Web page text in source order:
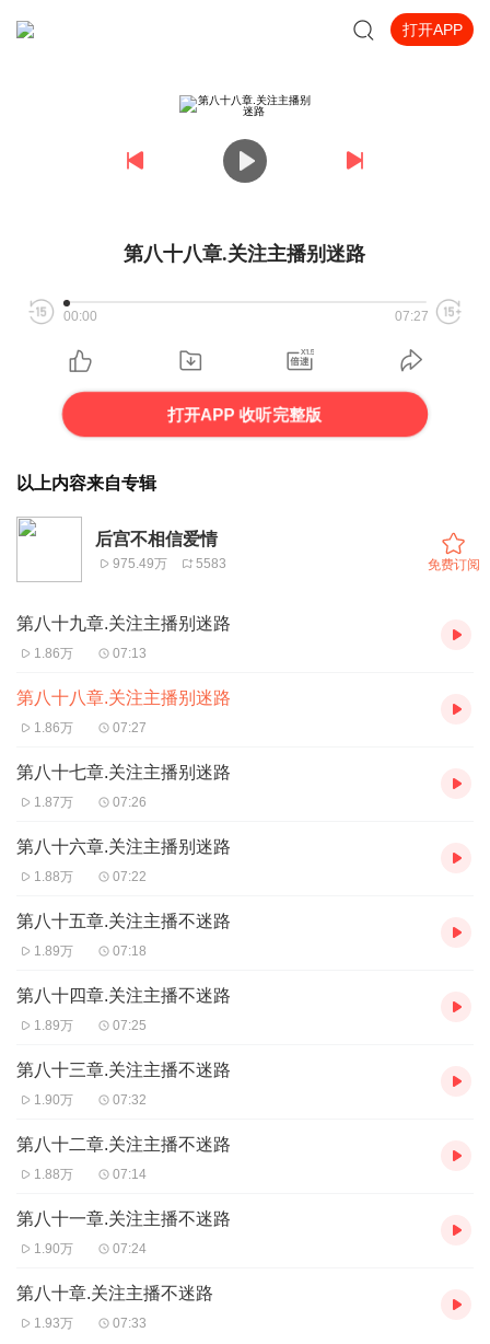
打开APP
第八十八章.关注主播别迷路
00:00 07:27
打开APP 收听完整版
以上内容来自专辑
后宫不相信爱情
975.49万 5583 免费订阅
第八十九章.关注主播别迷路
1.86万 07:13
第八十八章.关注主播别迷路
1.86万 07:27
第八十七章.关注主播别迷路
1.87万 07:26
第八十六章.关注主播别迷路
1.88万 07:22
第八十五章.关注主播不迷路
1.89万 07:18
第八十四章.关注主播不迷路
1.89万 07:25
第八十三章.关注主播不迷路
1.90万 07:32
第八十二章.关注主播不迷路
1.88万 07:14
第八十一章.关注主播不迷路
1.90万 07:24
第八十章.关注主播不迷路
1.93万 07:33